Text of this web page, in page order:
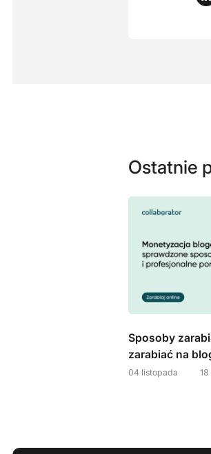
Ostatnie
Sposoby
zarabiać na
04 listopada